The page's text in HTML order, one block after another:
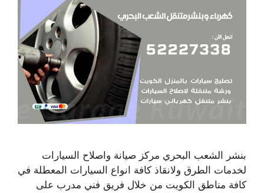
بنشر الشعب البحري مركز صيانة واصلاح السيارات
لخدمات الطرق ولانقاذ كافة انواع السيارات المعطلة في
كافة مناطق الكويت من خلال فريق فني مدرب على